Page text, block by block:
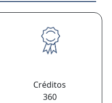
Créditos
360